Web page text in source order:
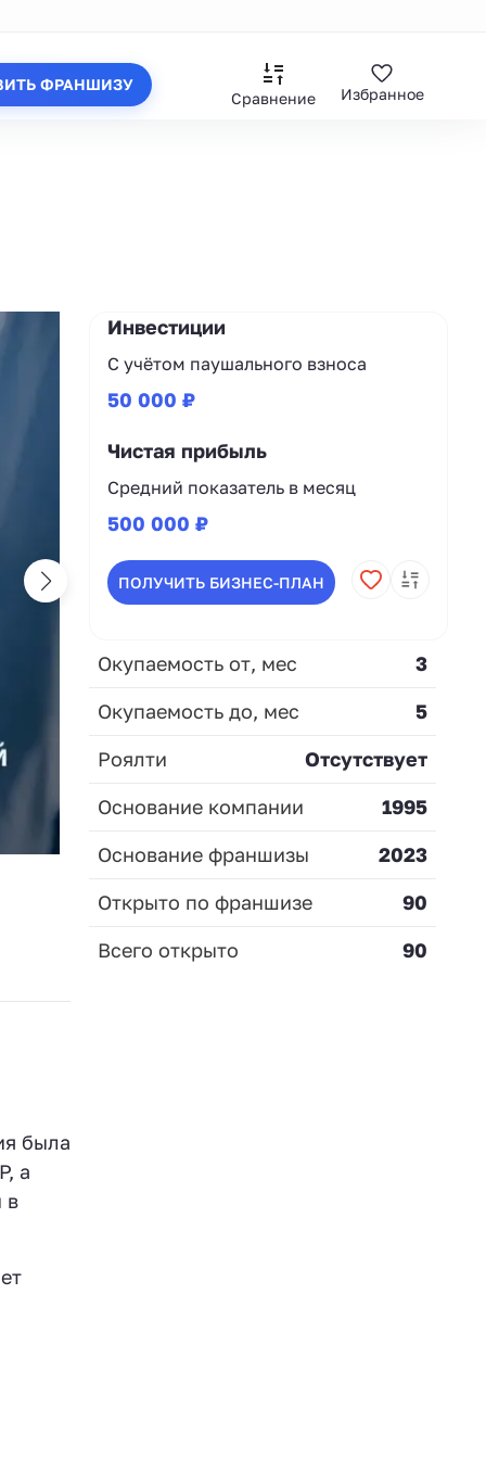
ФРАНШИЗУ
Сравнение Избранное
была
а
в
Инвестиции
С учётом паушального взноса
50 000 ₽
Чистая прибыль
Средний показатель в месяц
500 000 ₽
ПОЛУЧИТЬ БИЗНЕС-ПЛАН
Окупаемость от, мес
3
Окупаемость до, мес
5
Роялти
Отсутствует
Основание компании
1995
Основание франшизы
2023
Открыто по франшизе
90
Всего открыто
90